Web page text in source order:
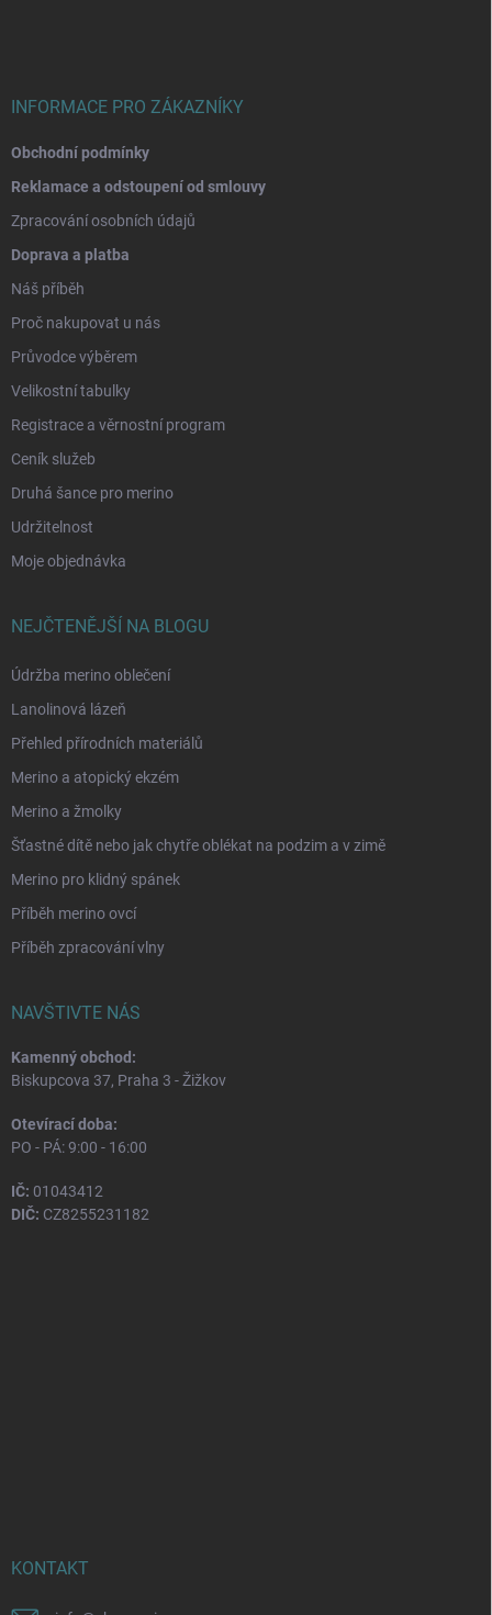
INFORMACE PRO ZÁKAZNÍKY
Obchodní podmínky
Reklamace a odstoupení od smlouvy
Zpracování osobních údajů
Doprava a platba
Náš příběh
Proč nakupovat u nás
Průvodce výběrem
Velikostní tabulky
Registrace a věrnostní program
Ceník služeb
Druhá šance pro merino
Udržitelnost
Moje objednávka
NEJČTENĚJŠÍ NA BLOGU
Údržba merino oblečení
Lanolinová lázeň
Přehled přírodních materiálů
Merino a atopický ekzém
Merino a žmolky
Šťastné dítě nebo jak chytře oblékat na podzim a v zimě
Merino pro klidný spánek
Příběh merino ovcí
Příběh zpracování vlny
NAVŠTIVTE NÁS
Kamenný obchod:
Biskupcova 37, Praha 3 - Žižkov
Otevírací doba:
PO - PÁ: 9:00 - 16:00
IČ: 01043412
DIČ: CZ8255231182
KONTAKT